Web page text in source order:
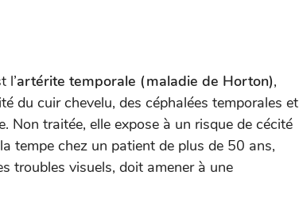
l’artérite temporale (maladie de Horton),
du cuir chevelu, des céphalées temporales et
Non traitée, elle expose à un risque de cécité
tempe chez un patient de plus de 50 ans,
troubles visuels, doit amener à une